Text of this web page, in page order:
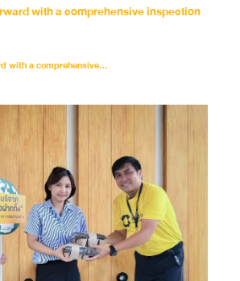
with a comprehensive inspection
with a comprehensive...